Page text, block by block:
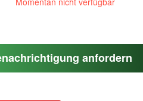
anfordern